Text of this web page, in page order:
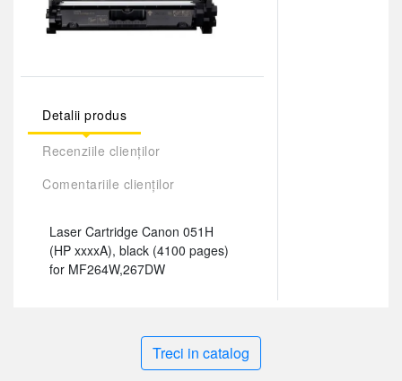
Detalii produs
Recenziile clienților
Comentariile clienților
Laser Cartridge Canon 051H
(HP xxxxA), black (4100 pages)
for MF264W,267DW
Treci in catalog